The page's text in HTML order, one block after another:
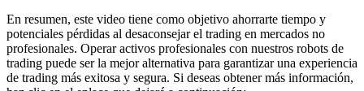
En resumen, este video tiene como objetivo ahorrarte tiempo y
potenciales pérdidas al desaconsejar el trading en mercados no
profesionales. Operar activos profesionales con nuestros robots de
trading puede ser la mejor alternativa para garantizar una experiencia
de trading más exitosa y segura. Si deseas obtener más información,